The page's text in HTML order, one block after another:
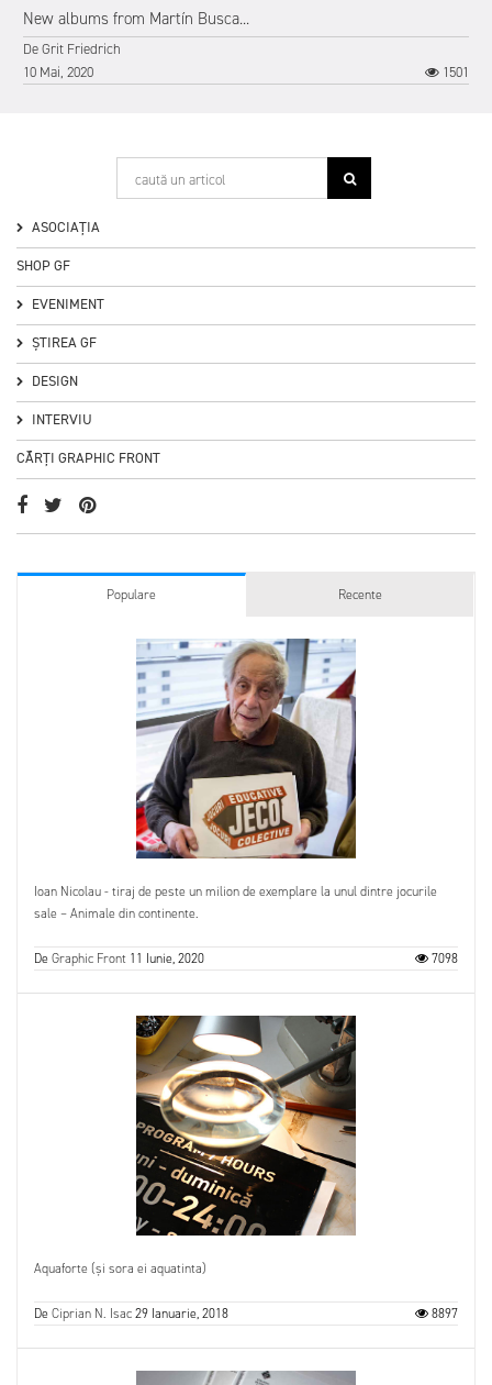
New albums from Martín Busca...
DeGrit Friedrich
10 Mai, 2020
1501
ASOCIAȚIA
SHOP GF
EVENIMENT
ȘTIREA GF
DESIGN
INTERVIU
CĂRȚI GRAPHIC FRONT
Populare Recente
Ioan Nicolau - tiraj de peste un milion de exemplare la unul dintre jocurile
sale – Animale din continente.
DeGraphic Front 11 Iunie, 2020 7098
Aquaforte (și sora ei aquatinta)
DeCiprian N. Isac29 Ianuarie, 2018 8897